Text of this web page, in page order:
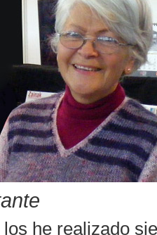
he realizado